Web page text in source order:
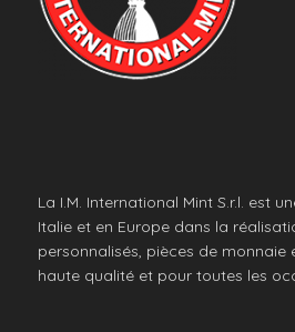
La I.M. International Mint S.r.l. est
Italie et en Europe dans la
personnalisés, pièces de monnaie
haute qualité et pour toutes les